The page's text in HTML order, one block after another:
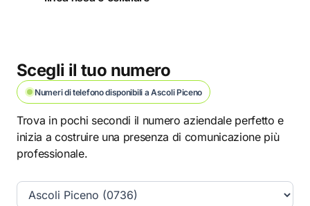
Scegli il tuo numero
Numeri di telefono disponibili a Ascoli Piceno
Trova in pochi secondi il numero aziendale perfetto e
inizia a costruire una presenza di comunicazione più
professionale.